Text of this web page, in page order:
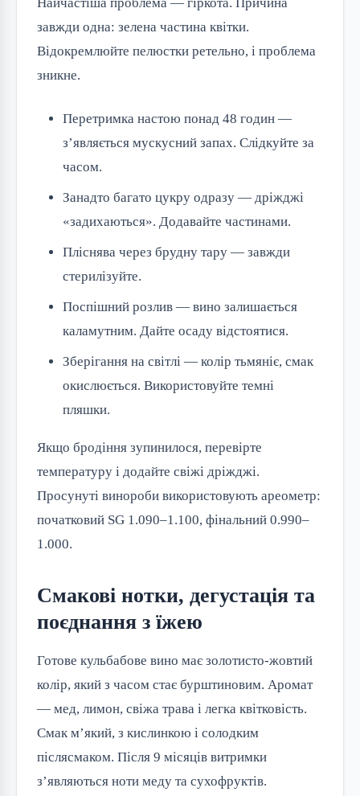
завжди одна: зелена частина квітки.
Відокремлюйте пелюстки ретельно, і проблема
зникне.
Перетримка настою понад 48 годин —
з’являється мускусний запах. Слідкуйте за
часом.
Занадто багато цукру одразу — дріжджі
«задихаються». Додавайте частинами.
Пліснява через брудну тару — завжди
стерилізуйте.
Поспішний розлив — вино залишається
каламутним. Дайте осаду відстоятися.
Зберігання на світлі — колір тьмяніє, смак
окислюється. Використовуйте темні
пляшки.
Якщо бродіння зупинилося, перевірте
температуру і додайте свіжі дріжджі.
Просунуті винороби використовують ареометр:
початковий SG 1.090–1.100, фінальний 0.990–
1.000.
Смакові нотки, дегустація та
поєднання з їжею
Готове кульбабове вино має золотисто-жовтий
колір, який з часом стає бурштиновим. Аромат
— мед, лимон, свіжа трава і легка квітковість.
Смак м’який, з кислинкою і солодким
післясмаком. Після 9 місяців витримки
з’являються ноти меду та сухофруктів.